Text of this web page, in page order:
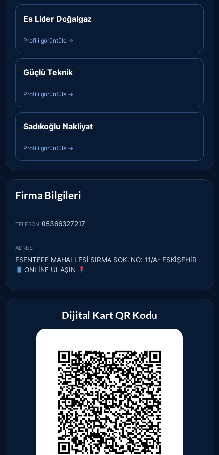
Es Lider Doğalgaz
Profili görüntüle →
Güçlü Teknik
Profili görüntüle →
Sadıkoğlu Nakliyat
Profili görüntüle →
Firma Bilgileri
TELEFON 05366327217
ADRES
ESENTEPE MAHALLESI SIRMA SOK. NO: 11/A- ESKİŞEHİR
ONLINE ULAŞIN
Dijital Kart QR Kodu